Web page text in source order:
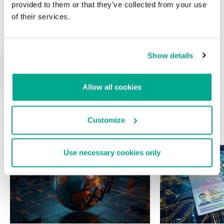
provided to them or that they’ve collected from your use
of their services.
Show details
Allow all cookies
Customize
Use necessary cookies only
Nombre*
ÚLTIMAS PUBLICACIONES